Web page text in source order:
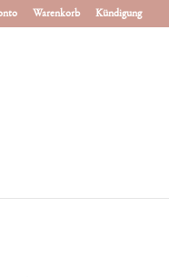
Warenkorb Kündigung